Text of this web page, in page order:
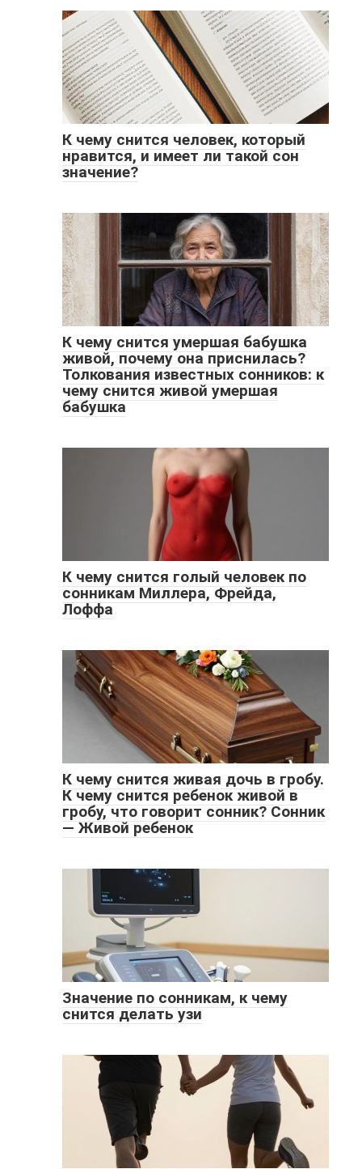
К чему снится человек, который
нравится, и имеет ли такой сон
значение?
К чему снится умершая бабушка
живой, почему она приснилась?
Толкования известных сонников: к
чему снится живой умершая
бабушка
К чему снится голый человек по
сонникам Миллера, Фрейда,
Лоффа
К чему снится живая дочь в гробу.
К чему снится ребенок живой в
гробу, что говорит сонник? Сонник
— Живой ребенок
Значение по сонникам, к чему
снится делать узи